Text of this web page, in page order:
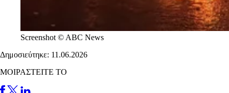
Screenshot © ABC News
Δημοσιεύτηκε: 11.06.2026
ΜΟΙΡΑΣΤΕΙΤΕ ΤΟ